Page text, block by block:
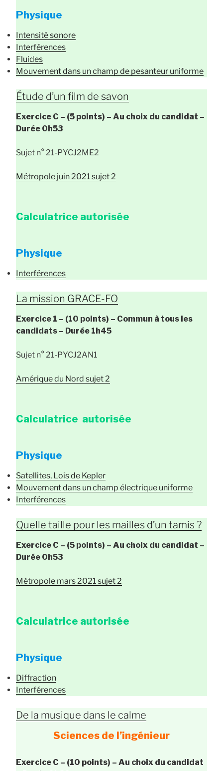
Physique
Intensité sonore
Interférences
Fluides
Mouvement dans un champ de pesanteur uniforme
Étude d’un film de savon
Exercice C – (5 points) – Au choix du candidat –
Durée 0h53
Sujet n° 21-PYCJ2ME2
Métropole juin 2021 sujet 2
Calculatrice autorisée
Physique
Interférences
La mission GRACE-FO
Exercice 1 – (10 points) – Commun à tous les
candidats – Durée 1h45
Sujet n° 21-PYCJ2AN1
Amérique du Nord sujet 2
Calculatrice autorisée
Physique
Satellites, Lois de Kepler
Mouvement dans un champ électrique uniforme
Interférences
Quelle taille pour les mailles d’un tamis ?
Exercice C – (5 points) – Au choix du candidat –
Durée 0h53
Métropole mars 2021 sujet 2
Calculatrice autorisée
Physique
Diffraction
Interférences
De la musique dans le calme
Sciences de l’ingénieur
Exercice C – (10 points) – Au choix du candidat